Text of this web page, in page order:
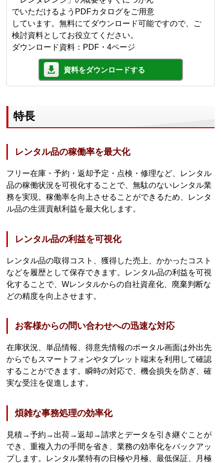
でいただけるようPDFカタログをご用意
しています。無料にてダウンロード可能ですので、ご
検討資料としてお役立てください。
ダウンロード資料：PDF・4ページ
資料をダウンロードする
特長
レンタル品の稼働率を最大化
フリー在庫・予約・返却予定・点検・修理など、レンタル
品の稼働状況を可視化することで、無駄のないレンタル業
務を実現。稼働率を向上させることができるため、レンタ
ル品の生涯貢献利益を最大化します。
レンタル品の利益を可視化
レンタル品の取得コスト、獲得した売上、かかったコスト
などを履歴として保存できます。レンタル品の利益を可視
化することで、Wレンタルからの自社資産化、廃棄判断な
どの精度を向上させます。
お客様からの問い合わせへの迅速な対応
在庫状況、単品情報、得意先情報のポータル画面は外出先
からでもスマートフォンやタブレット端末を利用して確認
することができます。瞬時の対応で、機会損失を防ぎ、確
実な受注を促進します。
煩雑な事務処理の効率化
見積→予約→出荷→返却→請求とデータを引き継ぐことが
でき、重複入力の手間を省き、業務の効率化をバックアッ
プします。レンタル業特有の日極や月極、最低保証、月極